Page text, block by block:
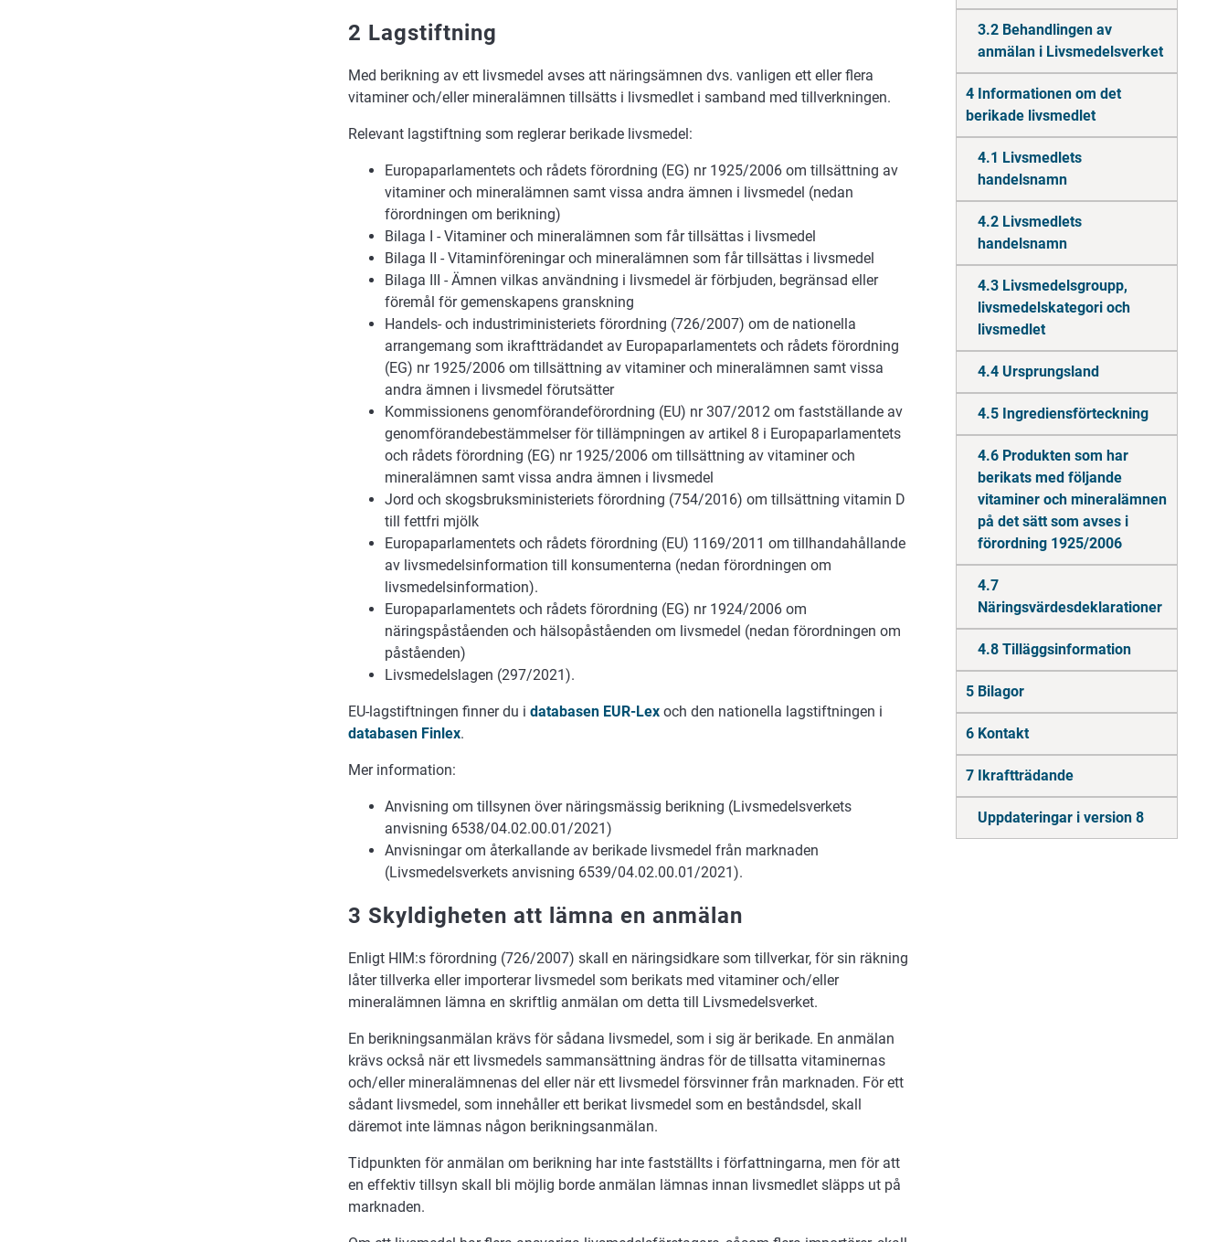
3.2 Behandlingen av
anmälan i Livsmedelsverket
4 Informationen om det
berikade livsmedlet
4.1 Livsmedlets
handelsnamn
4.2 Livsmedlets
handelsnamn
4.3 Livsmedelsgroupp,
livsmedelskategori och
livsmedlet
4.4 Ursprungsland
4.5 Ingrediensförteckning
4.6 Produkten som har
berikats med följande
vitaminer och mineralämnen
på det sätt som avses i
förordning 1925/2006
4.7
Näringsvärdesdeklarationer
4.8 Tilläggsinformation
5 Bilagor
6 Kontakt
7 Ikraftträdande
Uppdateringar i version 8
2 Lagstiftning
Med berikning av ett livsmedel avses att näringsämnen dvs. vanligen ett eller flera
vitaminer och/eller mineralämnen tillsätts i livsmedlet i samband med tillverkningen.
Relevant lagstiftning som reglerar berikade livsmedel:
Europaparlamentets och rådets förordning (EG) nr 1925/2006 om tillsättning av
vitaminer och mineralämnen samt vissa andra ämnen i livsmedel (nedan
förordningen om berikning)
Bilaga I - Vitaminer och mineralämnen som får tillsättas i livsmedel
Bilaga II - Vitaminföreningar och mineralämnen som får tillsättas i livsmedel
Bilaga III - Ämnen vilkas användning i livsmedel är förbjuden, begränsad eller
föremål för gemenskapens granskning
Handels- och industriministeriets förordning (726/2007) om de nationella
arrangemang som ikraftträdandet av Europaparlamentets och rådets förordning
(EG) nr 1925/2006 om tillsättning av vitaminer och mineralämnen samt vissa
andra ämnen i livsmedel förutsätter
Kommissionens genomförandeförordning (EU) nr 307/2012 om fastställande av
genomförandebestämmelser för tillämpningen av artikel 8 i Europaparlamentets
och rådets förordning (EG) nr 1925/2006 om tillsättning av vitaminer och
mineralämnen samt vissa andra ämnen i livsmedel
Jord och skogsbruksministeriets förordning (754/2016) om tillsättning vitamin D
till fettfri mjölk
Europaparlamentets och rådets förordning (EU) 1169/2011 om tillhandahållande
av livsmedelsinformation till konsumenterna (nedan förordningen om
livsmedelsinformation).
Europaparlamentets och rådets förordning (EG) nr 1924/2006 om
näringspåståenden och hälsopåståenden om livsmedel (nedan förordningen om
påståenden)
Livsmedelslagen (297/2021).
EU-lagstiftningen finner du i databasen EUR-Lex och den nationella lagstiftningen i
databasen Finlex.
Mer information:
Anvisning om tillsynen över näringsmässig berikning (Livsmedelsverkets
anvisning 6538/04.02.00.01/2021)
Anvisningar om återkallande av berikade livsmedel från marknaden
(Livsmedelsverkets anvisning 6539/04.02.00.01/2021).
3 Skyldigheten att lämna en anmälan
Enligt HIM:s förordning (726/2007) skall en näringsidkare som tillverkar, för sin räkning
låter tillverka eller importerar livsmedel som berikats med vitaminer och/eller
mineralämnen lämna en skriftlig anmälan om detta till Livsmedelsverket.
En berikningsanmälan krävs för sådana livsmedel, som i sig är berikade. En anmälan
krävs också när ett livsmedels sammansättning ändras för de tillsatta vitaminernas
och/eller mineralämnenas del eller när ett livsmedel försvinner från marknaden. För ett
sådant livsmedel, som innehåller ett berikat livsmedel som en beståndsdel, skall
däremot inte lämnas någon berikningsanmälan.
Tidpunkten för anmälan om berikning har inte fastställts i författningarna, men för att
en effektiv tillsyn skall bli möjlig borde anmälan lämnas innan livsmedlet släpps ut på
marknaden.